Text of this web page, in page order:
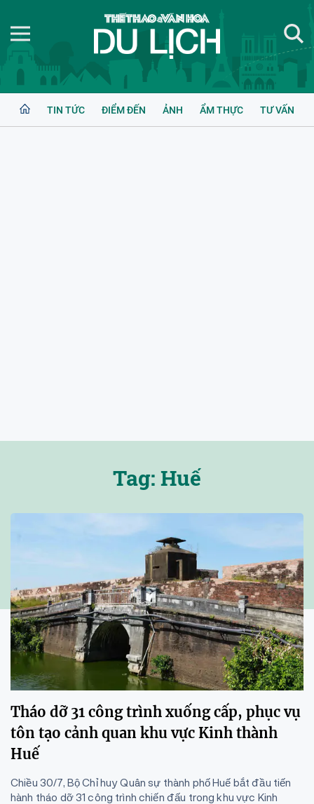
TIN TỨC ĐIỂM ĐẾN ẢNH ẨM THỰC TƯ VẤN
Tag: Huế
Tháo dỡ 31 công trình xuống cấp, phục vụ
tôn tạo cảnh quan khu vực Kinh thành
Huế
Chiều 30/7, Bộ Chỉ huy Quân sự thành phố Huế bắt đầu tiến
hành tháo dỡ 31 công trình chiến đấu trong khu vực Kinh